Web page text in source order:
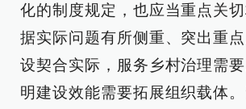
化的制度规定，也应当重点关
据实际问题有所侧重、突出重
设契合实际，服务乡村治理需
明建设效能需要拓展组织载体